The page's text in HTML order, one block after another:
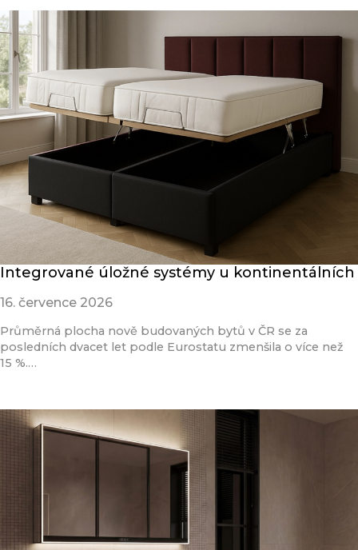
Integrované úložné systémy u kontinentálních
16. července 2026
Průměrná plocha nově budovaných bytů v ČR se za
posledních dvacet let podle Eurostatu zmenšila o více než
15 %.…